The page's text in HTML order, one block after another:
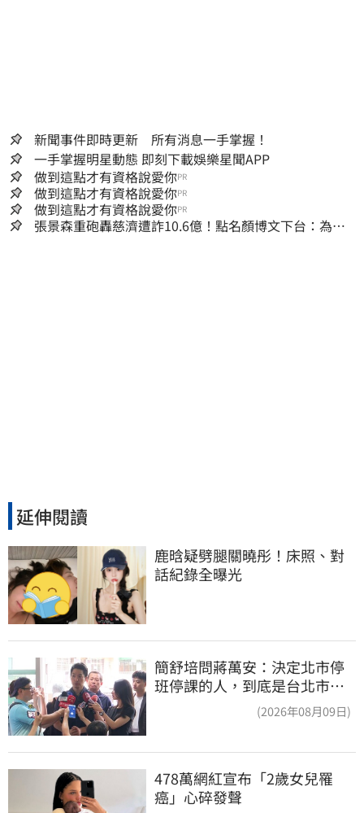
新聞事件即時更新 所有消息一手掌握！
一手掌握明星動態 即刻下載娛樂星聞APP
做到這點才有資格說愛你PR
做到這點才有資格說愛你PR
做到這點才有資格說愛你PR
張景森重砲轟慈濟遭詐10.6億！點名顏博文下台：為什
延伸閱讀
鹿晗疑劈腿關曉彤！床照、對
話紀錄全曝光
簡舒培問蔣萬安：決定北市停
班停課的人，到底是台北市
長，還是氣象署？(2026年08月09日)
478萬網紅宣布「2歲女兒罹
癌」心碎發聲